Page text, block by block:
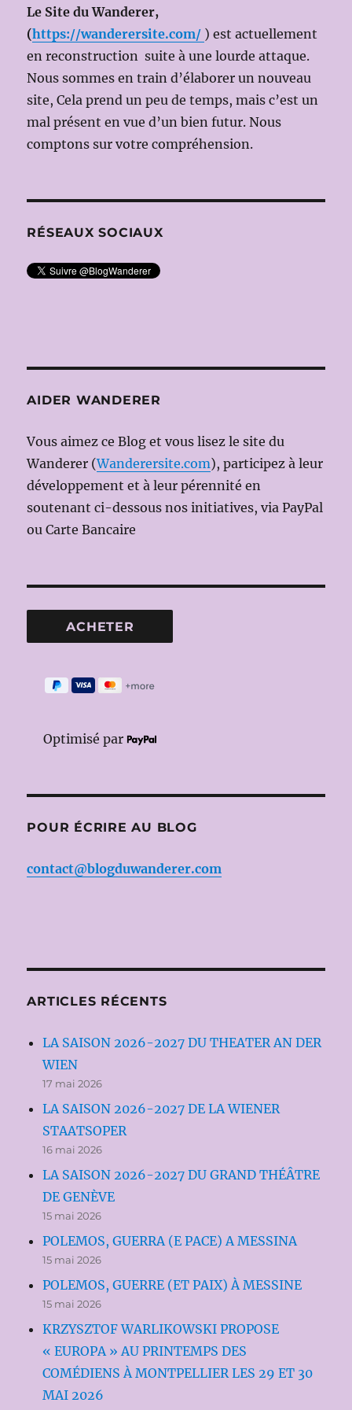
janvier
2011
Le Site du Wanderer,
(https://wanderersite.com/ ) est actuellement
en reconstruction suite à une lourde attaque.
Nous sommes en train d’élaborer un nouveau
site, Cela prend un peu de temps, mais c’est un
mal présent en vue d’un bien futur. Nous
comptons sur votre compréhension.
RÉSEAUX SOCIAUX
AIDER WANDERER
Vous aimez ce Blog et vous lisez le site du
Wanderer (Wanderersite.com), participez à leur
développement et à leur pérennité en
soutenant ci-dessous nos initiatives, via PayPal
ou Carte Bancaire
Optimisé par
POUR ÉCRIRE AU BLOG
contact@blogduwanderer.com
ARTICLES RÉCENTS
LA SAISON 2026-2027 DU THEATER AN DER
WIEN
17 mai 2026
LA SAISON 2026-2027 DE LA WIENER
STAATSOPER
16 mai 2026
LA SAISON 2026-2027 DU GRAND THÉÂTRE
DE GENÈVE
15 mai 2026
POLEMOS, GUERRA (E PACE) A MESSINA
15 mai 2026
POLEMOS, GUERRE (ET PAIX) À MESSINE
15 mai 2026
KRZYSZTOF WARLIKOWSKI PROPOSE
« EUROPA » AU PRINTEMPS DES
COMÉDIENS À MONTPELLIER LES 29 ET 30
MAI 2026